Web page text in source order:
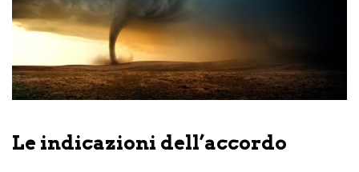
Le indicazioni dell’accordo